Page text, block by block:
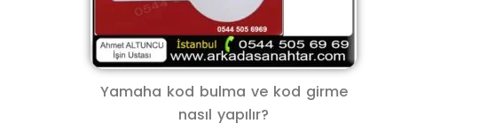
Yamaha kod bulma ve kod girme
nasıl yapılır?